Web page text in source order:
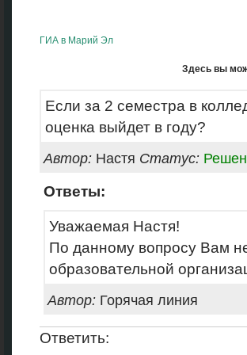
ГИА в Марий Эл
Здесь вы
Если за 2 семестра в
оценка выйдет в году?
Автор: Настя Статус:
Ответы:
Уважаемая Настя!
По данному вопросу Вам
образовательной
Автор: Горячая линия
Ответить: